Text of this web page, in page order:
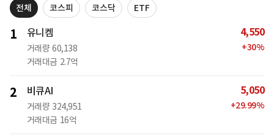
전체 코스피 코스닥 ETF
1 유니켐
거래량 60,138
거래대금 2.7억
4,550
+30%
2 비큐AI
거래량 324,951
거래대금 16억
5,050
+29.99%